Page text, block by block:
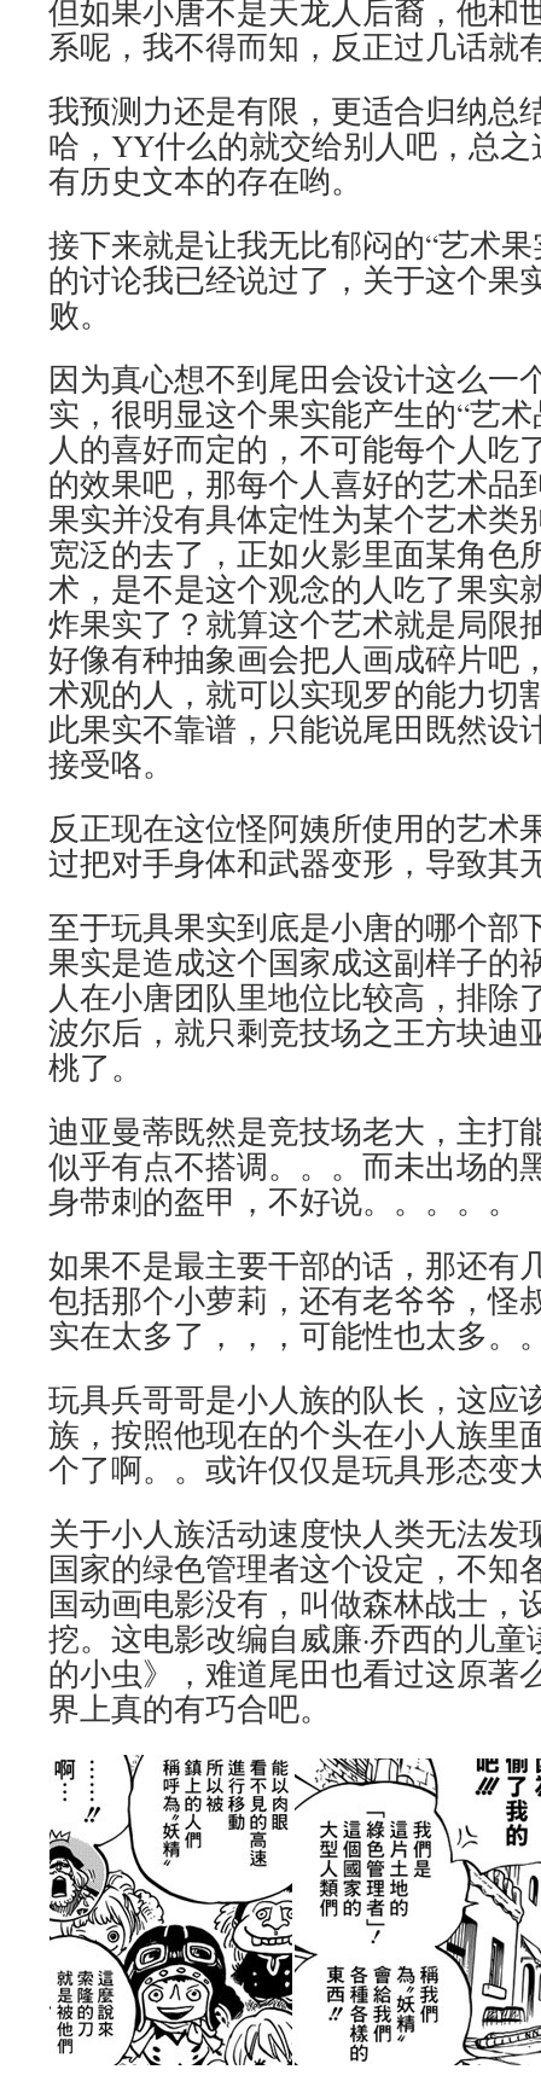
但如果小唐不是天龙人后裔，他和
系呢，我不得而知，反正过几话就
我预测力还是有限，更适合归纳总
哈，YY什么的就交给别人吧，总
有历史文本的存在哟。
接下来就是让我无比郁闷的“艺术
的讨论我已经说过了，关于这个果
败。
因为真心想不到尾田会设计这么一
实，很明显这个果实能产生的“艺
人的喜好而定的，不可能每个人吃
的效果吧，那每个人喜好的艺术品
果实并没有具体定性为某个艺术类
宽泛的去了，正如火影里面某角色
术，是不是这个观念的人吃了果实
炸果实了？就算这个艺术就是局限
好像有种抽象画会把人画成碎片吧
术观的人，就可以实现罗的能力切
此果实不靠谱，只能说尾田既然设
接受咯。
反正现在这位怪阿姨所使用的艺术
过把对手身体和武器变形，导致其
至于玩具果实到底是小唐的哪个部
果实是造成这个国家成这副样子的
人在小唐团队里地位比较高，排除
波尔后，就只剩竞技场之王方块迪
桃了。
迪亚曼蒂既然是竞技场老大，主打
似乎有点不搭调。。。而未出场的
身带刺的盔甲，不好说。。。。。
如果不是最主要干部的话，那还有
包括那个小萝莉，还有老爷爷，怪
实在太多了，，，可能性也太多。
玩具兵哥哥是小人族的队长，这应
族，按照他现在的个头在小人族里
个了啊。。或许仅仅是玩具形态变
关于小人族活动速度快人类无法发
国家的绿色管理者这个设定，不知
国动画电影没有，叫做森林战士，
挖。这电影改编自威廉·乔西的儿
的小虫》，难道尾田也看过这原著
界上真的有巧合吧。